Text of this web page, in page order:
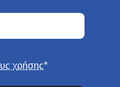
χρήσης*